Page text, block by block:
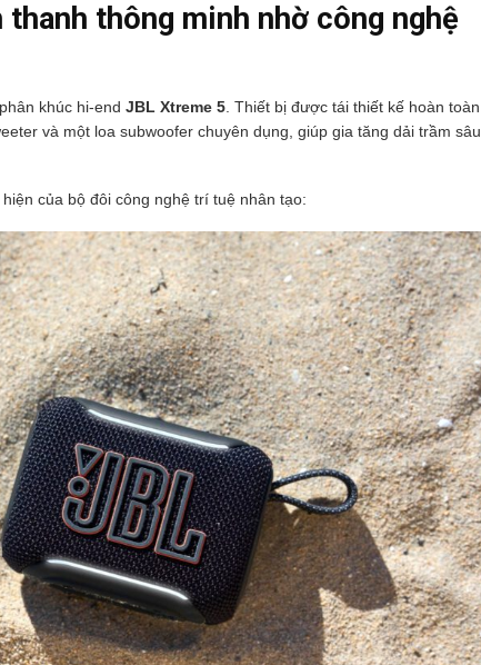
thanh thông minh nhờ công nghệ
khúc hi-end JBL Xtreme 5 . Thiết bị được tái thiết kế hoàn toàn
và một loa subwoofer chuyên dụng, giúp gia tăng dải trầm sâu
của bộ đôi công nghệ trí tuệ nhân tạo: